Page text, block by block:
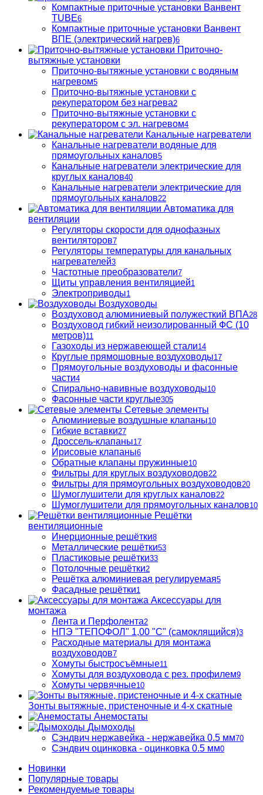
Компактные приточные установки Ванвент
TUBE6
Компактные приточные установки Ванвент
ВПЕ (электрический нагрев)6
Приточно-
вытяжные установки
Приточно-вытяжные установки с водяным
нагревом5
Приточно-вытяжные установки с
рекуператором без нагрева2
Приточно-вытяжные установки с
рекуператором с эл. нагревом4
Канальные нагреватели
Канальные нагреватели водяные для
прямоугольных каналов5
Канальные нагреватели электрические для
круглых каналов40
Канальные нагреватели электрические для
прямоугольных каналов22
Автоматика для
вентиляции
Регуляторы скорости для однофазных
вентиляторов7
Регуляторы температуры для канальных
нагревателей3
Частотные преобразователи7
Щиты управления вентиляцией1
Электроприводы1
Воздуховоды
Воздуховод алюминиевый полужесткий ВПА28
Воздуховод гибкий неизолированный ФС (10
метров)11
Газоходы из нержавеющей стали14
Круглые прямошовные воздуховоды17
Прямоугольные воздуховоды и фасонные
части4
Спирально-навивные воздуховоды10
Фасонные части круглые305
Сетевые элементы
Алюминиевые воздушные клапаны10
Гибкие вставки27
Дроссель-клапаны17
Ирисовые клапаны6
Обратные клапаны пружинные10
Фильтры для круглых воздуховодов22
Фильтры для прямоугольных воздуховодов20
Шумоглушители для круглых каналов22
Шумоглушители для прямоугольных каналов10
Решётки
вентиляционные
Инерционные решётки8
Металлические решётки53
Пластиковые решётки33
Потолочные решётки2
Решётка алюминиевая регулируемая5
Фасадные решётки1
Аксессуары для
монтажа
Лента и Перфолента2
НПЭ "ТЕПОФОЛ" 1,00 "С" (самоклящийся)3
Расходные материалы для монтажа
воздуховодов7
Хомуты быстросъёмные11
Хомуты для воздуховода с рез. профилем9
Хомуты червячные10
Зонты вытяжные, пристеночные и 4-х скатные
Анемостаты
Дымоходы
Сэндвич нержавейка - нержавейка 0.5 мм70
Сэндвич оцинковка - оцинковка 0.5 мм0
Новинки
Популярные товары
Рекомендуемые товары